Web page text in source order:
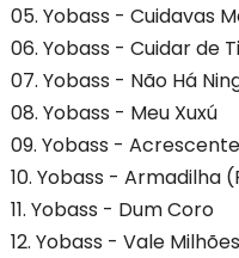
05. Yobass - Cuidavas
06. Yobass - Cuidar de
07. Yobass - Não Há
08. Yobass - Meu Xuxú
09. Yobass -
10. Yobass - Armadilha
11. Yobass - Dum Coro
12. Yobass - Vale Milhões